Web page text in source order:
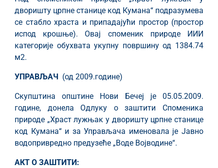
дворишту црпне станице код Кумана“ подразумева
се стабло храста и припадајући простор (простор
испод крошње). Овај споменик природе ИИИ
категорије обухвата укупну површину од 1384.74
м2.
УПРАВЉАЧ (од 2009.године)
Скупштина општине Нови Бечеј је 05.05.2009.
године, донела Одлуку о заштити Споменика
природе „Храст лужњак у дворишту црпне станице
код Кумана“ и за Управљача именовала је Јавно
водопривредно предузеће „Воде Војводине“.
АКТ О ЗАШТИТИ: